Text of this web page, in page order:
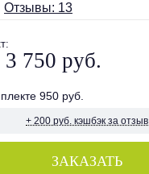
Отзывы: 13
:
3 750 руб.
ЗАКАЗАТЬ
950 руб.
+ 200 руб. кэшбэк за отзыв